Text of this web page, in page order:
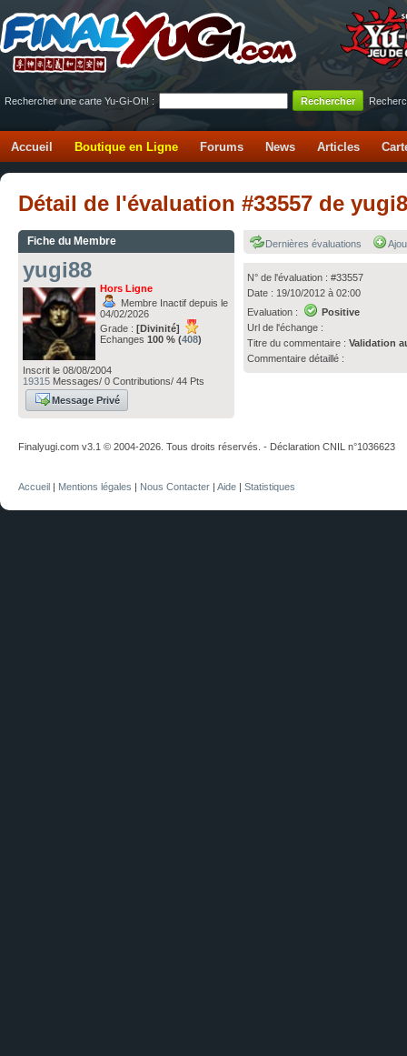
Rechercher une carte Yu-Gi-Oh! :
Accueil Boutique en Ligne Forums News Articles
Détail de l'évaluation #33557 de
Fiche du Membre
yugi88
Hors Ligne
Membre Inactif depuis le
04/02/2026
Grade : [Divinité]
Echanges 100 % (408)
Inscrit le 08/08/2004
19315 Messages/ 0 Contributions/ 44 Pts
Message Privé
Dernières évaluations
N° de l'évaluation : #33557
Date : 19/10/2012 à 02:00
Evaluation :
Positive
Url de l'échange :
Titre du commentaire :Validation
Commentaire détaillé :
Finalyugi.com v3.1 © 2004-2026. Tous droits réservés. - Déclaration CNIL n°1036623
Accueil | Mentions légales | Nous Contacter | Aide | Statistiques